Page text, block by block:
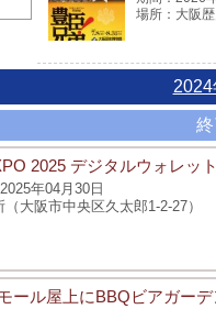
大阪
2024
2025 デジタルウォレッ
年04月30日
大阪市中央区久太郎1-2-27）
ール屋上にBBQビアガー